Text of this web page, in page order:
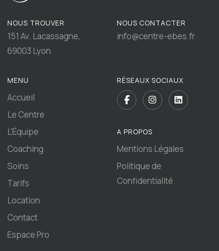
NOUS TROUVER
151 Av. Lacassagne,
69003 Lyon
NOUS CONTACTER
info@centre-ebes.fr
MENU
Accueil
Le Centre
L'Équipe
Coaching
Soins
Tarifs
Location
Contact
Espace Pro
RÉSEAUX SOCIAUX
A PROPOS
Mentions Légales
Politique de
Confidentialité